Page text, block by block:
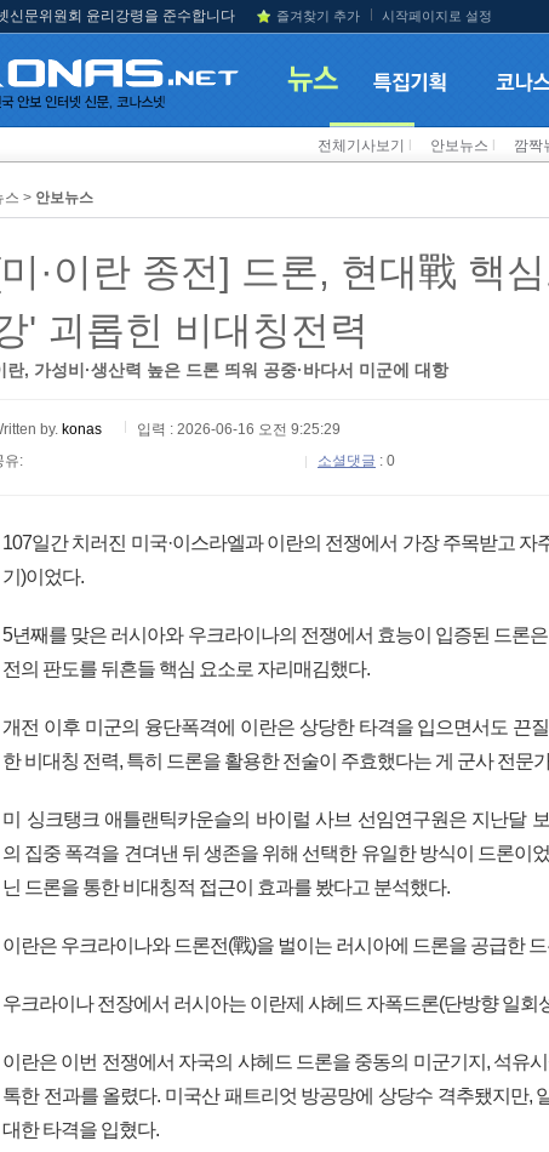
신문위원회 윤리강령을 준수합니다 즐겨찾기 추가 시작페이지로 설정
전체기사보기 안보뉴스 깜짝
스 > 안보뉴스
·이란 종전] 드론, 현대戰 핵
' 괴롭힌 비대칭전력
란, 가성비·생산력 높은 드론 띄워 공중·바다서 미군에 대항
by. konas
입력 : 2026-06-16 오전 9:25:29
유:
소셜댓글 : 0
107일간 치러진 미국·이스라엘과 이란의 전쟁에서 가장 주목받고 자
기)이었다.
5년째를 맞은 러시아와 우크라이나의 전쟁에서 효능이 입증된 드론
전의 판도를 뒤흔들 핵심 요소로 자리매김했다.
개전 이후 미군의 융단폭격에 이란은 상당한 타격을 입으면서도 끈
한 비대칭 전력, 특히 드론을 활용한 전술이 주효했다는 게 군사 전문
미 싱크탱크 애틀랜틱카운슬의 바이럴 사브 선임연구원은 지난달
의 집중 폭격을 견뎌낸 뒤 생존을 위해 선택한 유일한 방식이 드론이
닌 드론을 통한 비대칭적 접근이 효과를 봤다고 분석했다.
이란은 우크라이나와 드론전(戰)을 벌이는 러시아에 드론을 공급한
우크라이나 전장에서 러시아는 이란제 샤헤드 자폭드론(단방향 일회
이란은 이번 전쟁에서 자국의 샤헤드 드론을 중동의 미군기지, 석유
톡한 전과를 올렸다. 미국산 패트리엇 방공망에 상당수 격추됐지만,
대한 타격을 입혔다.